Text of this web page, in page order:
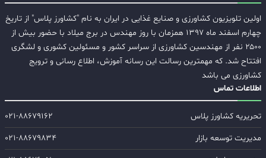
اولین تلویزیون کشاورزی و صنایع غذایی در ایران به نام "کشاورز پلاس" از تاریخ
چهارم اسفند ماه ۱۳۹۷ همزمان با روز مهندس در برج میلاد با حضور بیش از
۲۵۰۰ نفر از مهندسین کشاورزی از سراسر کشور و مسئولین کشوری و لشگری
افتتاح شد. که مهمترین رسالت این رسانه آموزش، اطلاع رسانی و ترویج
کشاورزی می باشد
اطلاعات تماس
تحریریه کشاورز پلاس
۰۲۱-۸۸۶۷۹۱۶۲
مدیریت توسعه بازار
۰۲۱-۸۸۶۷۹۸۳۴